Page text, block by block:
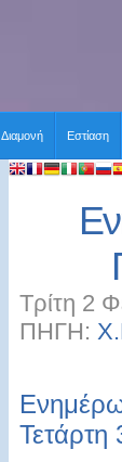
Διαμονή Εστίαση
Τρίτη 2
ΠΗΓΗ:
Τετάρτη